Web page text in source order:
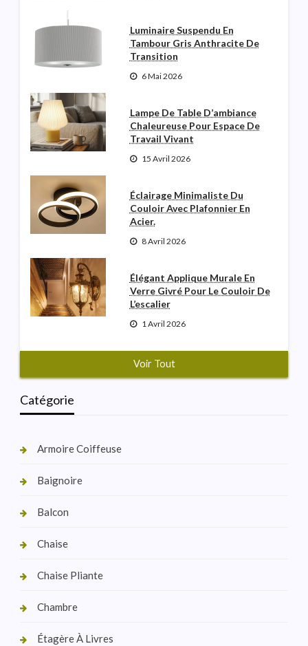
Luminaire Suspendu En
Tambour Gris Anthracite De
Transition
6 Mai 2026
Lampe De Table D’ambiance
Chaleureuse Pour Espace De
Travail Vivant
15 Avril 2026
Éclairage Minimaliste Du
Couloir Avec Plafonnier En
Acier.
8 Avril 2026
Élégant Applique Murale En
Verre Givré Pour Le Couloir De
L’escalier
1 Avril 2026
Voir Tout
Catégorie
Armoire Coiffeuse
Baignoire
Balcon
Chaise
Chaise Pliante
Chambre
Étagère À Livres